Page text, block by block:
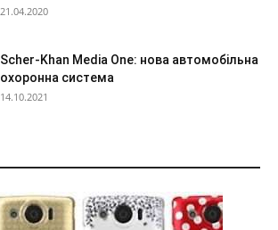
21.04.2020
Scher-Khan Media One: нова автомобільна
охоронна система
14.10.2021